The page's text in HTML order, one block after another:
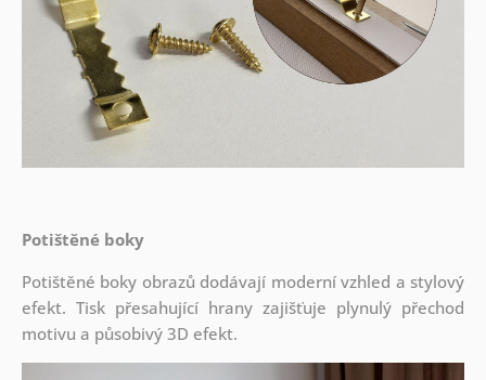
Potištěné boky
Potištěné boky obrazů dodávají moderní vzhled a stylový
efekt. Tisk přesahující hrany zajišťuje plynulý přechod
motivu a působivý 3D efekt.